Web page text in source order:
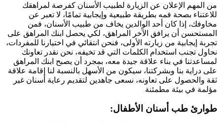
من المهم الإعلان عن الزيارة لطبيب الأسنان كفرصة لمراهقك
للاعتناء بصحة فمه بطريقة طبيعية وإيجابية تمامًا، لا تعبر عن
مخاوفك، إذا كان أحد الوالدين يخاف من طبيب الأسنان، فمن
المستحسن أن يرافق الآخر المراهق، لكي يحصل ابنك المراهق على
تجربة إيجابية من زيارته الأولى، فنحن انتقائي في اختيارنا للمفردات،
نحاول تجنب استخدام الكلمات التي قد تخيفه، نحن نقدر تعاونك
لمساعدتنا في بناء علاقة جيدة معه، بمجرد أن يصبح ابنك المراهق
على دراية بنا وبشركتنا، سيكون من الأسهل بالنسبة لنا إقامة علاقة
ثقة والحصول على تعاونه، نسعى جاهدين لتقديم رعاية أسنان غير
مؤلمة في بيئة مطمئنة
:طوارئ طب أسنان الأطفال